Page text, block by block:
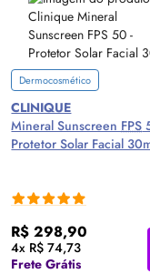
Dermocosmético
CLINIQUE
Mineral SunscreenFPS
Protetor Solar Facial
R$ 298,90
4x R$ 74,73
Frete Grátis